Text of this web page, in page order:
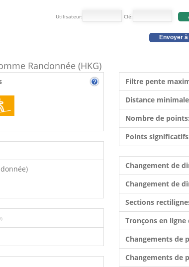
Utilisateur: Clé:
Envoyer
Randonnée (HKG)
Filtre pente
Distance
Nombre de points:
Points
Changement de
Changement de
Sections
Tronçons en
Changements de
Changements de